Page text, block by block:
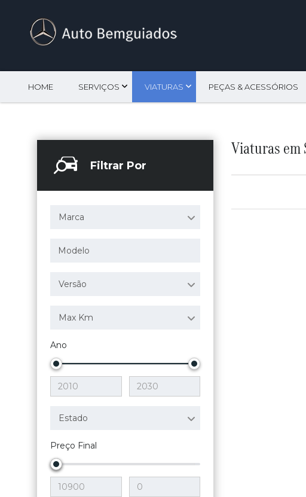
HOME SERVIÇOS VIATURAS PEÇAS & ACESSÓRIOS
Filtrar Por
Marca
Versão
Max Km
Ano
Estado
Preço Final
Viaturas em